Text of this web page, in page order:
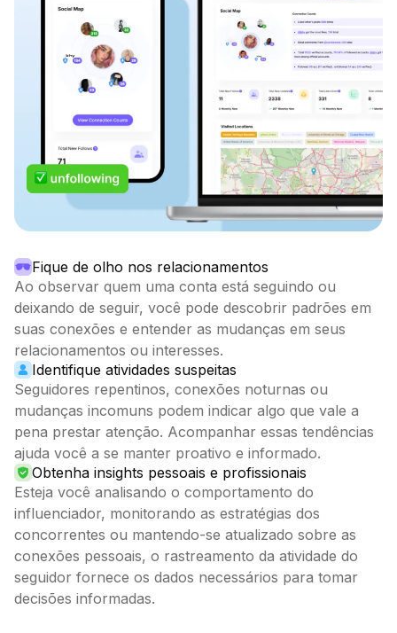
Fique de olho nos relacionamentos
Ao observar quem uma conta está seguindo ou
deixando de seguir, você pode descobrir padrões em
suas conexões e entender as mudanças em seus
relacionamentos ou interesses.
Identifique atividades suspeitas
Seguidores repentinos, conexões noturnas ou
mudanças incomuns podem indicar algo que vale a
pena prestar atenção. Acompanhar essas tendências
ajuda você a se manter proativo e informado.
Obtenha insights pessoais e profissionais
Esteja você analisando o comportamento do
influenciador, monitorando as estratégias dos
concorrentes ou mantendo-se atualizado sobre as
conexões pessoais, o rastreamento da atividade do
seguidor fornece os dados necessários para tomar
decisões informadas.